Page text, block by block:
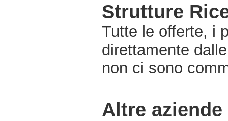
Strutture
Tutte le offerte, i
direttamente
non ci sono
Altre